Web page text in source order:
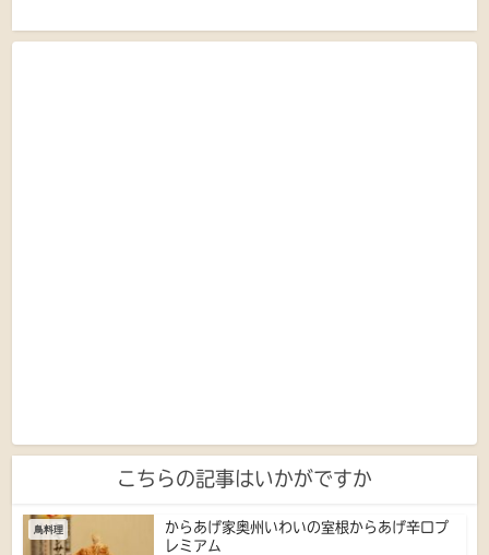
こちらの記事はいかがですか
鳥料理
からあげ家奥州いわいの室根からあげ辛口プ
レミアム